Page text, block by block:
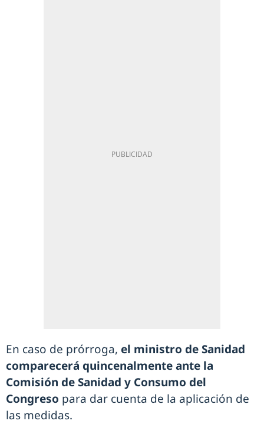
En caso de prórroga, el ministro de Sanidad
comparecerá quincenalmente ante la
Comisión de Sanidad y Consumo del
Congreso para dar cuenta de la aplicación de
las medidas.